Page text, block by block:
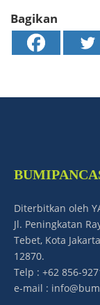
Bagikan
Diterbitkan oleh
Jl. Peningkatan
Tebet, Kota
12870.
Telp : +62 856-
e-mail :